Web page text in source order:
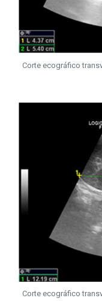
Corte ecográfico
Corte ecográfico